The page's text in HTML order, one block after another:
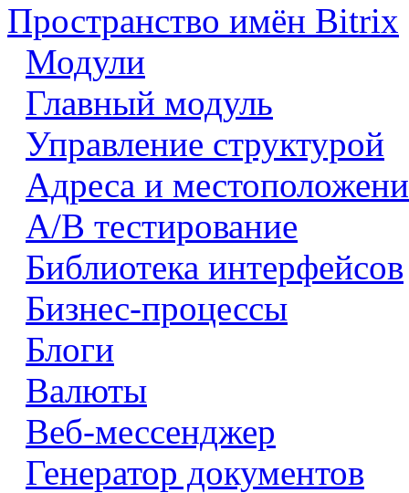
Пространство имён Bitrix
Модули
Главный модуль
Управление структурой
Адреса и
А/В тестирование
Библиотека интерфейсов
Бизнес-процессы
Блоги
Валюты
Веб-мессенджер
Генератор документов